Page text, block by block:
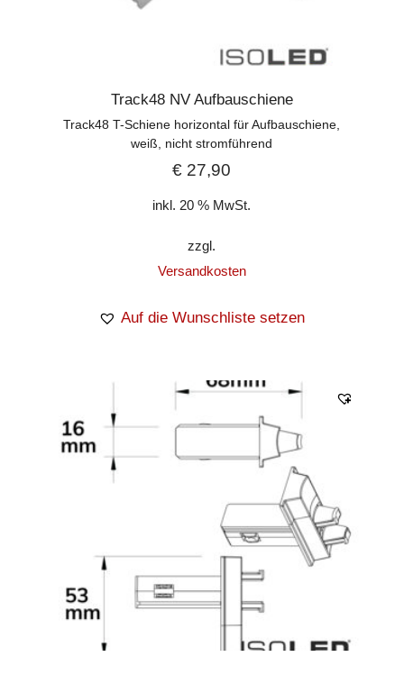
Track48 NV Aufbauschiene
Track48 T-Schiene horizontal für Aufbauschiene,
weiß, nicht stromführend
€ 27,90
inkl. 20 % MwSt.
zzgl.
Versandkosten
Auf die Wunschliste setzen